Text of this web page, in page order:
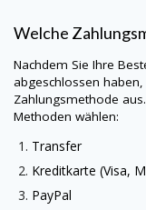
Welche
Nachdem Sie Ihre
abgeschlossen
Zahlungsmethode
Methoden wählen:
Transfer
Kreditkarte (Visa,
PayPal